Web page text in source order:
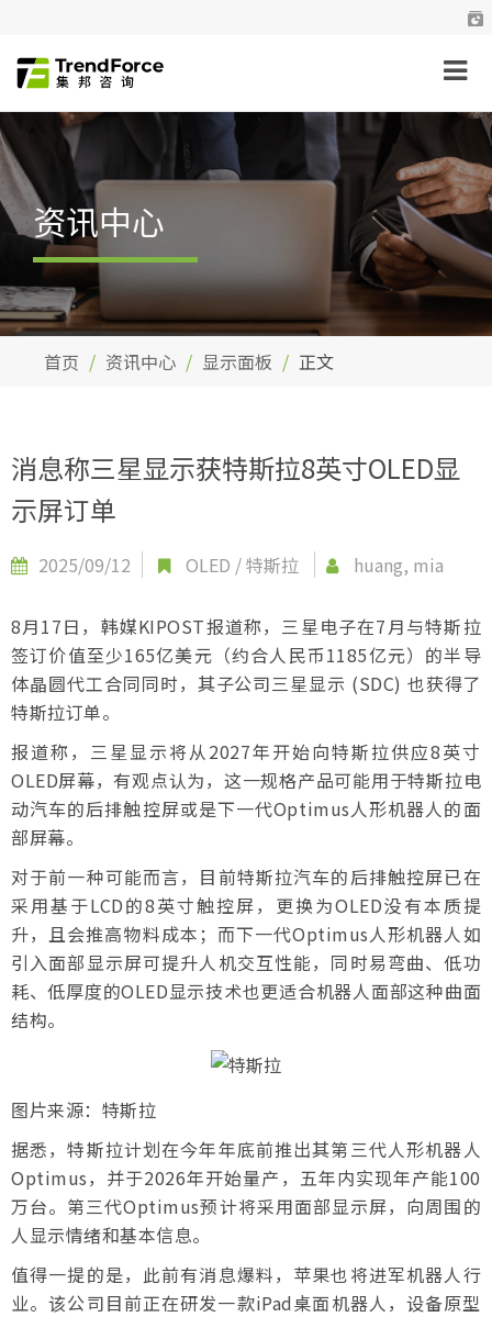
资讯中心
首页 资讯中心 显示面板 正文
消息称三星显示获特斯拉8英寸OLED显
示屏订单
2025/09/12 OLED /特斯拉 huang, mia
8月17日，韩媒KIPOST报道称，三星电子在7月与特斯拉
签订价值至少165亿美元（约合人民币1185亿元）的半导
体晶圆代工合同同时，其子公司三星显示 (SDC) 也获得了
特斯拉订单。
报道称，三星显示将从2027年开始向特斯拉供应8英寸
OLED屏幕，有观点认为，这一规格产品可能用于特斯拉电
动汽车的后排触控屏或是下一代Optimus人形机器人的面
部屏幕。
对于前一种可能而言，目前特斯拉汽车的后排触控屏已在
采用基于LCD的8英寸触控屏，更换为OLED没有本质提
升，且会推高物料成本；而下一代Optimus人形机器人如
引入面部显示屏可提升人机交互性能，同时易弯曲、低功
耗、低厚度的OLED显示技术也更适合机器人面部这种曲面
结构。
图片来源：特斯拉
据悉，特斯拉计划在今年年底前推出其第三代人形机器人
Optimus，并于2026年开始量产，五年内实现年产能100
万台。第三代Optimus预计将采用面部显示屏，向周围的
人显示情绪和基本信息。
值得一提的是，此前有消息爆料，苹果也将进军机器人行
业。该公司目前正在研发一款iPad桌面机器人，设备原型